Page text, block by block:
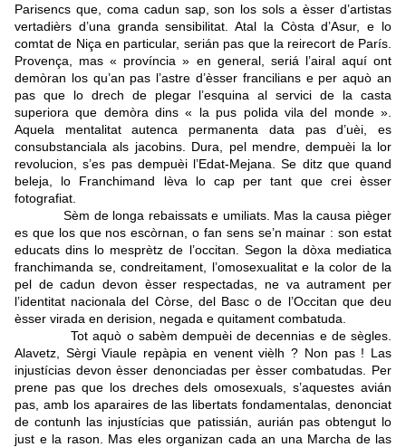
Parisencs que, coma cadun sap, son los sols a èsser d’artistas
vertadièrs d’una granda sensibilitat. Atal la Còsta d’Asur, e lo
comtat de Niça en particular, serián pas que la reirecort de París.
Provença, mas « província » en general, seriá l’airal aquí ont
demòran los qu’an pas l’astre d’èsser francilians e per aquò an
pas que lo drech de plegar l’esquina al servici de la casta
superiora que demòra dins « la pus polida vila del monde ».
Aquela mentalitat autenca permanenta data pas d’uèi, es
consubstanciala als jacobins. Dura, pel mendre, dempuèi la lor
revolucion, s’es pas dempuèi l’Edat-Mejana. Se ditz que quand
beleja, lo Franchimand lèva lo cap per tant que crei èsser
fotografiat.
Sèm de longa rebaissats e umiliats. Mas la causa pièger
es que los que nos escòrnan, o fan sens se’n mainar : son estat
educats dins lo mesprètz de l’occitan. Segon la dòxa mediatica
franchimanda se, condreitament, l’omosexualitat e la color de la
pel de cadun devon èsser respectadas, ne va autrament per
l’identitat nacionala del Còrse, del Basc o de l’Occitan que deu
èsser virada en derision, negada e quitament combatuda.
Tot aquò o sabèm dempuèi de decennias e de sègles.
Alavetz, Sèrgi Viaule repàpia en venent vièlh ? Non pas ! Las
injustícias devon èsser denonciadas per èsser combatudas. Per
prene pas que los dreches dels omosexuals, s’aquestes avián
pas, amb los aparaires de las libertats fondamentalas, denonciat
de contunh las injustícias que patissián, aurián pas obtengut lo
just e la rason. Mas eles organizan cada an una Marcha de las